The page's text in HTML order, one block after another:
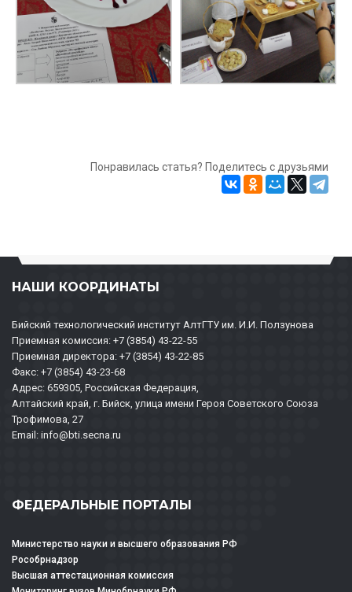
Понравилась статья? Поделитесь с друзьями
НАШИ КООРДИНАТЫ
Бийский технологический институт АлтГТУ им. И.И. Ползунова
Приемная комиссия: +7 (3854) 43-22-55
Приемная директора: +7 (3854) 43-22-85
Факс: +7 (3854) 43-23-68
Адрес: 659305, Российская Федерация,
Алтайский край, г. Бийск, улица имени Героя Советского Союза
Трофимова, 27
Email: info@bti.secna.ru
ФЕДЕРАЛЬНЫЕ ПОРТАЛЫ
Министерство науки и высшего образования РФ
Рособрнадзор
Высшая аттестационная комиссия